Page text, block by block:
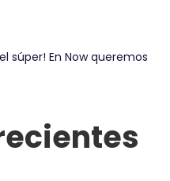
súper! En Now queremos